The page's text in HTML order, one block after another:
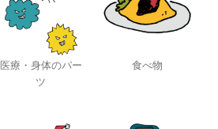
医療・身体のパー
ツ
食べ物